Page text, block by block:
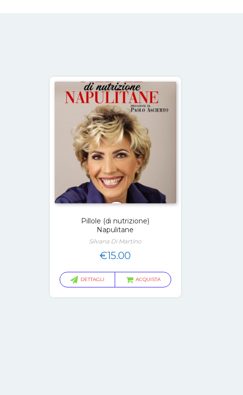
Pillole (di nutrizione)
Napulitane
Silvana Di Martino
€15.00
DETTAGLI ACQUISTA